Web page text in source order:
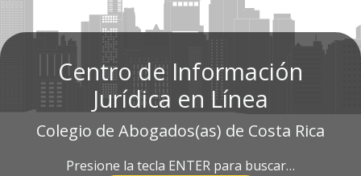
Centro de Información
Jurídica en Línea
Colegio de Abogados(as) de Costa Rica
Presione la tecla ENTER para buscar…